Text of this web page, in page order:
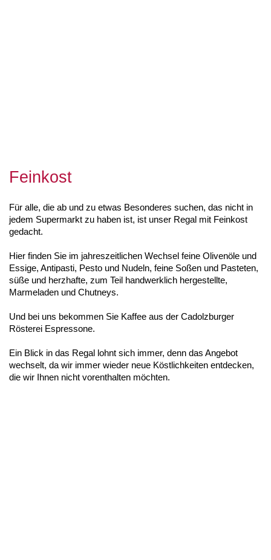
Feinkost
Für alle, die ab und zu etwas Besonderes suchen, das nicht in
jedem Supermarkt zu haben ist, ist unser Regal mit Feinkost
gedacht.
Hier finden Sie im jahreszeitlichen Wechsel feine Olivenöle und
Essige, Antipasti, Pesto und Nudeln, feine Soßen und Pasteten,
süße und herzhafte, zum Teil handwerklich hergestellte,
Marmeladen und Chutneys.
Und bei uns bekommen Sie Kaffee aus der Cadolzburger
Rösterei Espressone.
Ein Blick in das Regal lohnt sich immer, denn das Angebot
wechselt, da wir immer wieder neue Köstlichkeiten entdecken,
die wir Ihnen nicht vorenthalten möchten.